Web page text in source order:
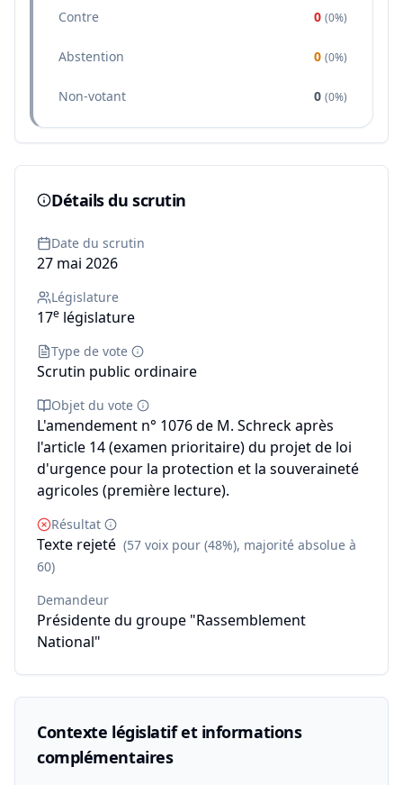
Contre 0 (0%)
Abstention 0 (0%)
Non-votant 0 (0%)
Détails du scrutin
Date du scrutin
27 mai 2026
Législature
17e législature
Type de vote
Scrutin public ordinaire
Objet du vote
L'amendement n° 1076 de M. Schreck après
l'article 14 (examen prioritaire) du projet de loi
d'urgence pour la protection et la souveraineté
agricoles (première lecture).
Résultat
Texte rejeté (57 voix pour (48%), majorité absolue à
60)
Demandeur
Présidente du groupe "Rassemblement
National"
Contexte législatif et informations
complémentaires